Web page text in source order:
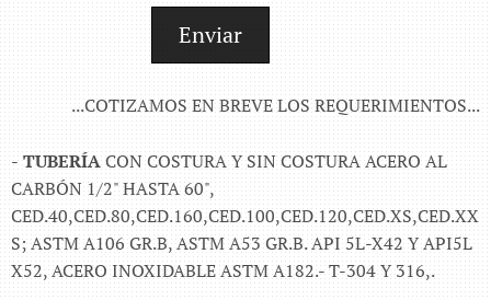
Enviar
...COTIZAMOS EN BREVE LOS REQUERIMIENTOS...
-TUBERÍACON COSTURA Y SIN COSTURA ACERO AL
CARBÓN 1/2" HASTA 60",
CED.40,CED.80,CED.160,CED.100,CED.120,CED.XS,CED.XX
S; ASTM A106 GR.B, ASTM A53 GR.B. API 5L-X42 Y API5L
X52, ACERO INOXIDABLE ASTM A182.- T-304 Y 316,.